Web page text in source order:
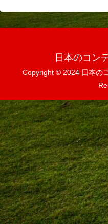
日本のコン
Copyright © 2024 日本の